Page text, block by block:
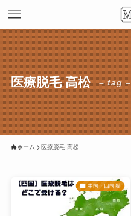
医療脱毛 高松 – tag –
ホーム 医療脱毛 高松
中国・四国圏